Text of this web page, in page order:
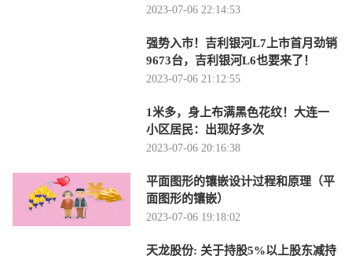
2023-07-06 22:14:53
强势入市！吉利银河L7上市首月劲销
9673台，吉利银河L6也要来了！
2023-07-06 21:12:55
1米多，身上布满黑色花纹！大连一
小区居民：出现好多次
2023-07-06 20:16:38
平面图形的镶嵌设计过程和原理（平
面图形的镶嵌）
2023-07-06 19:18:02
天龙股份: 关于持股5%以上股东减持